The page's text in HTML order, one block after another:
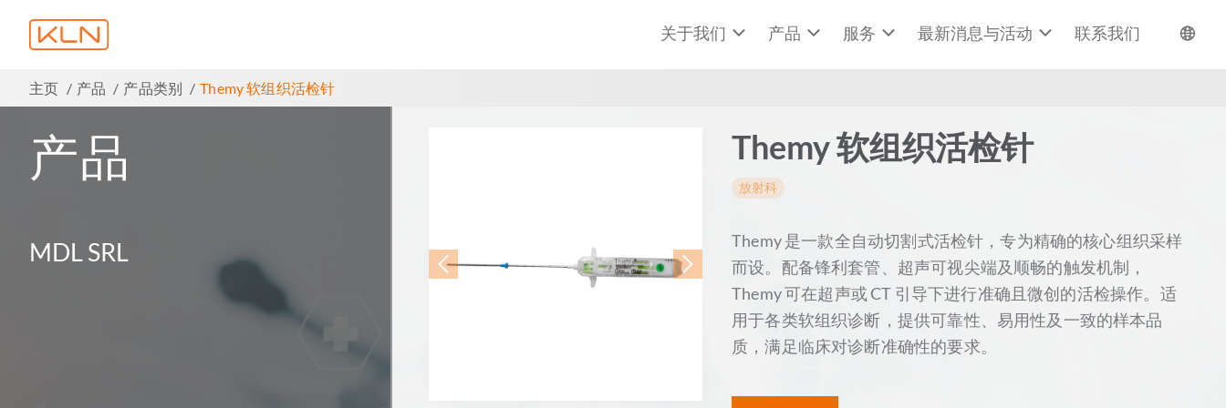
关于我们 产品 服务 最新消息与活动 联系我们
主页 产品 产品类别 Themy 软组织活检针
产品
MDL SRL
Themy 软组织活检针
放射科
Themy 是一款全自动切割式活检针，专为精确的核心组织采样
而设。配备锋利套管、超声可视尖端及顺畅的触发机制，
Themy 可在超声或 CT 引导下进行准确且微创的活检操作。适
用于各类软组织诊断，提供可靠性、易用性及一致的样本品
质，满足临床对诊断准确性的要求。